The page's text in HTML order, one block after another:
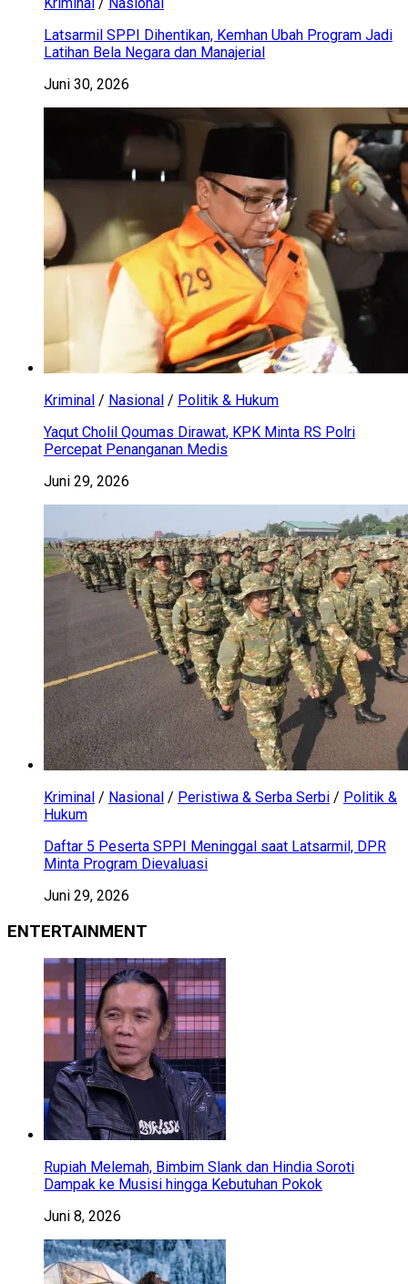
Latsarmil SPPI Dihentikan, Kemhan Ubah Program Jadi
Latihan Bela Negara dan Manajerial
Juni 30, 2026
Kriminal / Nasional / Politik & Hukum
Yaqut Cholil Qoumas Dirawat, KPK Minta RS Polri
Percepat Penanganan Medis
Juni 29, 2026
Kriminal / Nasional / Peristiwa & Serba Serbi / Politik &
Hukum
Daftar 5 Peserta SPPI Meninggal saat Latsarmil, DPR
Minta Program Dievaluasi
Juni 29, 2026
ENTERTAINMENT
Rupiah Melemah, Bimbim Slank dan Hindia Soroti
Dampak ke Musisi hingga Kebutuhan Pokok
Juni 8, 2026